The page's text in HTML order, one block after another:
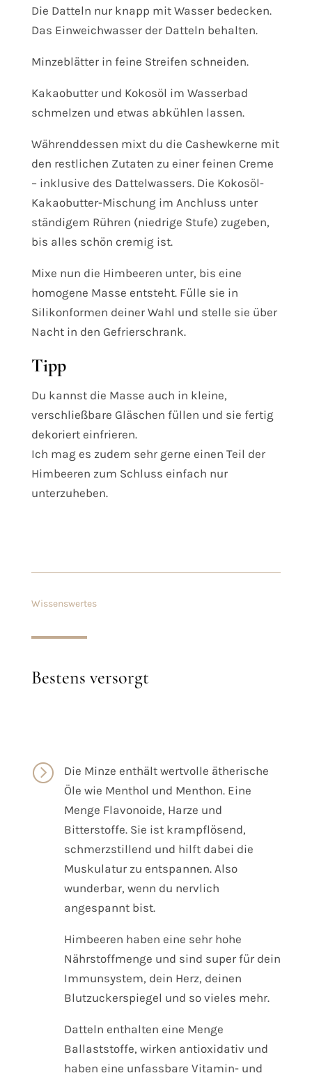
Die Datteln nur knapp mit Wasser bedecken.
Das Einweichwasser der Datteln behalten.
Minzeblätter in feine Streifen schneiden.
Kakaobutter und Kokosöl im Wasserbad
schmelzen und etwas abkühlen lassen.
Währenddessen mixt du die Cashewkerne mit
den restlichen Zutaten zu einer feinen Creme
– inklusive des Dattelwassers. Die Kokosöl-
Kakaobutter-Mischung im Anchluss unter
ständigem Rühren (niedrige Stufe) zugeben,
bis alles schön cremig ist.
Mixe nun die Himbeeren unter, bis eine
homogene Masse entsteht. Fülle sie in
Silikonformen deiner Wahl und stelle sie über
Nacht in den Gefrierschrank.
Tipp
Du kannst die Masse auch in kleine,
verschließbare Gläschen füllen und sie fertig
dekoriert einfrieren.
Ich mag es zudem sehr gerne einen Teil der
Himbeeren zum Schluss einfach nur
unterzuheben.
Wissenswertes
Bestens versorgt
=
Die Minze enthält wertvolle ätherische
Öle wie Menthol und Menthon. Eine
Menge Flavonoide, Harze und
Bitterstoffe. Sie ist krampflösend,
schmerzstillend und hilft dabei die
Muskulatur zu entspannen. Also
wunderbar, wenn du nervlich
angespannt bist.
Himbeeren haben eine sehr hohe
Nährstoffmenge und sind super für dein
Immunsystem, dein Herz, deinen
Blutzuckerspiegel und so vieles mehr.
Datteln enthalten eine Menge
Ballaststoffe, wirken antioxidativ und
haben eine unfassbare Vitamin- und